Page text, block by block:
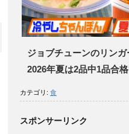
ジョブチューンのリンガ
2026年夏は2品中1品合
カテゴリ: 食
スポンサーリンク